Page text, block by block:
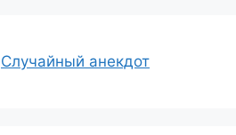
Случайный анекдот